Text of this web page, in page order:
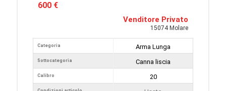
600 €
Venditore Privato
15074 Molare
Categoria
Sottocategoria
Calibro
Arma Lunga
Canna liscia
20